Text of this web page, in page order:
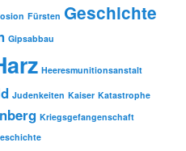
Fürsten Geschichte
Gipsabbau
Heeresmunitionsanstalt
Judenkeiten Kaiser Katastrophe
Kriegsgefangenschaft